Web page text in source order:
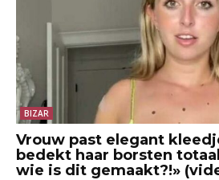
BIZAR
Vrouw past elegant
bedekt haar borsten
wie is dit gemaakt?!»